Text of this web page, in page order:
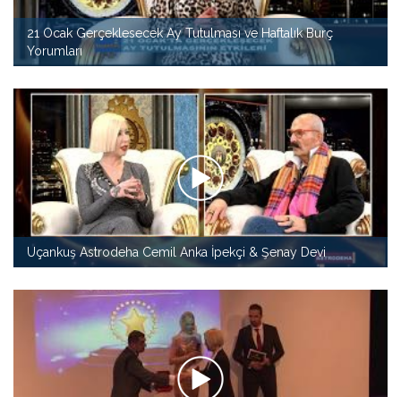
21 Ocak Gerçeklesecek Ay Tutulması ve Haftalık Burç
Yorumları
Uçankuş Astrodeha Cemil Anka İpekçi & Şenay Devi